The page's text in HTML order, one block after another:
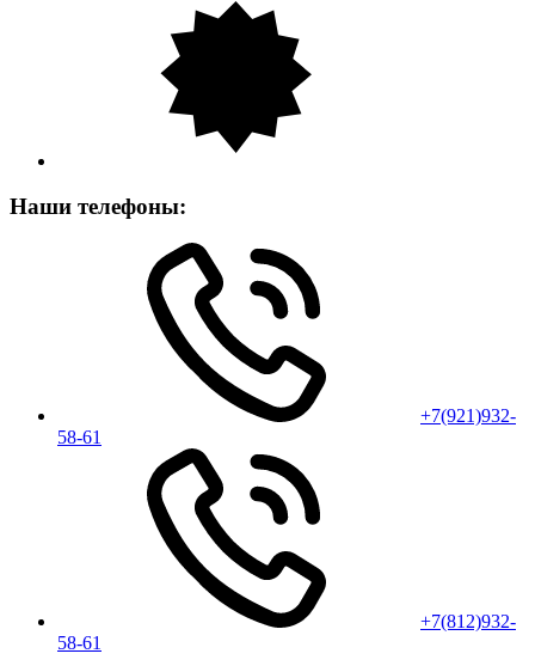
Наши телефоны:
+7(921)932-
58-61
+7(812)932-
58-61